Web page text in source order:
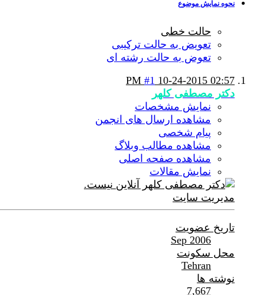
نحوه نمایش موضوع
حالت خطی
تعویض به حالت ترکیبی
تعوض به حالت رشته ای
10-24-2015 02:57 PM
#1
دکتر مصطفی کلهر
نمایش مشخصات
مشاهده ارسال های انجمن
پیام شخصی
مشاهده مطالب وبلاگ
مشاهده صفحه اصلی
نمایش مقالات
مدیریت سایت
تاریخ عضویت
Sep 2006
محل سکونت
Tehran
نوشته ها
7,667